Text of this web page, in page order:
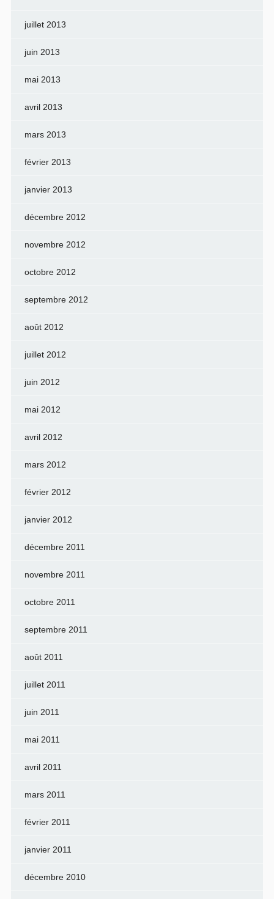
juillet 2013
juin 2013
mai 2013
avril 2013
mars 2013
février 2013
janvier 2013
décembre 2012
novembre 2012
octobre 2012
septembre 2012
août 2012
juillet 2012
juin 2012
mai 2012
avril 2012
mars 2012
février 2012
janvier 2012
décembre 2011
novembre 2011
octobre 2011
septembre 2011
août 2011
juillet 2011
juin 2011
mai 2011
avril 2011
mars 2011
février 2011
janvier 2011
décembre 2010